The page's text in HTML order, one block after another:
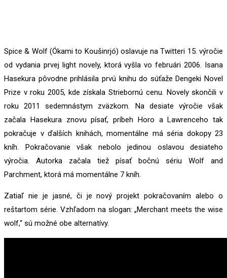
Spice & Wolf (Ókami to Koušinrjó) oslavuje na Twitteri 15. výročie
od vydania prvej light novely, ktorá vyšla vo februári 2006. Isana
Hasekura pôvodne prihlásila prvú knihu do súťaže Dengeki Novel
Prize v roku 2005, kde získala Striebornú cenu. Novely skončili v
roku 2011 sedemnástym zväzkom. Na desiate výročie však
začala Hasekura znovu písať, príbeh Horo a Lawrenceho tak
pokračuje v ďalších knihách, momentálne má séria dokopy 23
kníh. Pokračovanie však nebolo jedinou oslavou desiateho
výročia. Autorka začala tiež písať bočnú sériu Wolf and
Parchment, ktorá má momentálne 7 kníh.
Zatiaľ nie je jasné, či je nový projekt pokračovaním alebo o
reštartom série. Vzhľadom na slogan: „Merchant meets the wise
wolf,“ sú možné obe alternatívy.